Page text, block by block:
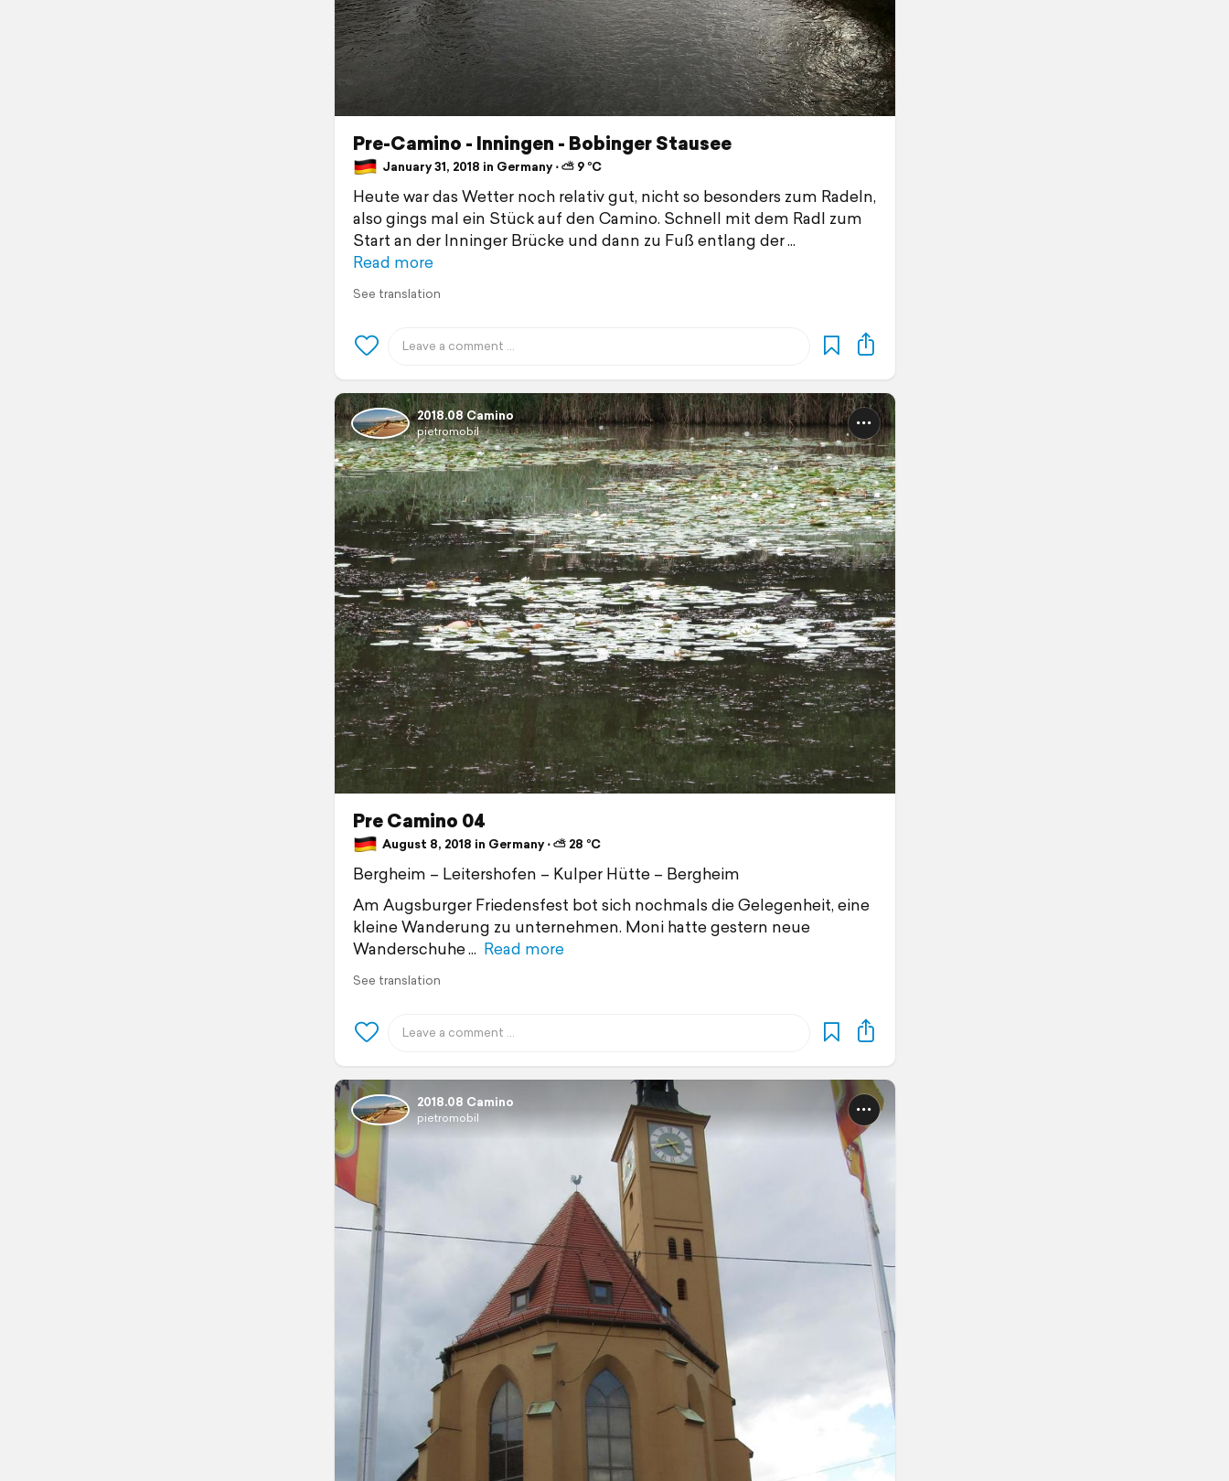
Pre-Camino - Inningen - Bobinger Stausee
January 31, 2018 in Germany ⋅ ⛅ 9 °C
Heute war das Wetter noch relativ gut, nicht so besonders zum Radeln,
also gings mal ein Stück auf den Camino. Schnell mit dem Radl zum
Start an der Inninger Brücke und dann zu Fuß entlang der
Read more
See translation
2018.08 Camino
pietromobil
Pre Camino 04
August 8, 2018 in Germany ⋅ ⛅ 28 °C
Bergheim – Leitershofen – Kulper Hütte – Bergheim
Am Augsburger Friedensfest bot sich nochmals die Gelegenheit, eine
kleine Wanderung zu unternehmen. Moni hatte gestern neue
Wanderschuhe
Read more
See translation
2018.08 Camino
pietromobil